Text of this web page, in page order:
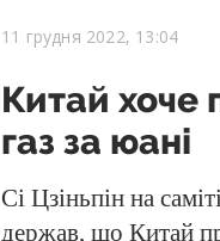
11 грудня 2022, 13:04
Китай хоче
газ за юані
Сі Цзіньпін на
держав, що Китай